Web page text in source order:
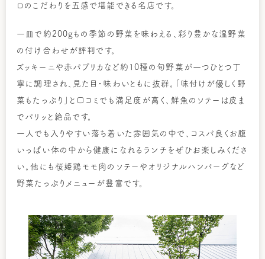
ロのこだわりを五感で堪能できる名店です。
一皿で約200gもの季節の野菜を味わえる、彩り豊かな温野菜
の付け合わせが評判です。
ズッキーニや赤パプリカなど約10種の旬野菜が一つひとつ丁
寧に調理され、見た目・味わいともに抜群。「味付けが優しく野
菜もたっぷり」と口コミでも満足度が高く、鮮魚のソテーは皮ま
でパリッと絶品です。
一人でも入りやすい落ち着いた雰囲気の中で、コスパ良くお腹
いっぱい体の中から健康になれるランチをぜひお楽しみくださ
い。他にも桜姫鶏モモ肉のソテーやオリジナルハンバーグなど
野菜たっぷりメニューが豊富です。